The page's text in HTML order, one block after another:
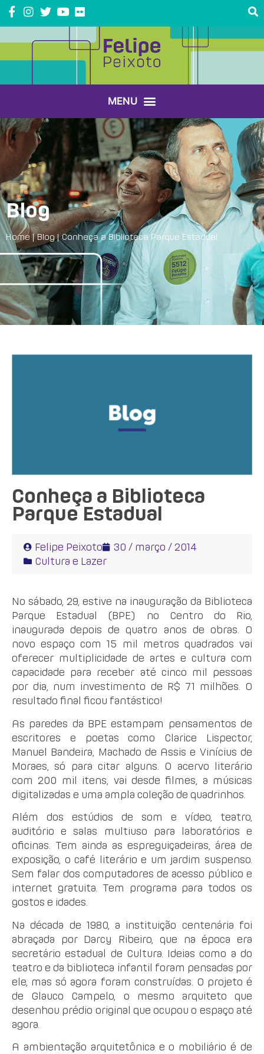
Blog
Home|Blog|Conheça a Biblioteca Parque Estadual
Conheça a Biblioteca
Parque Estadual
Felipe Peixoto
30 / março / 2014
Cultura e Lazer
No sábado, 29, estive na inauguração da Biblioteca
Parque Estadual (BPE) no Centro do Rio,
inaugurada depois de quatro anos de obras. O
novo espaço com 15 mil metros quadrados vai
oferecer multiplicidade de artes e cultura com
capacidade para receber até cinco mil pessoas
por dia, num investimento de R$ 71 milhões. O
resultado final ficou fantástico!
As paredes da BPE estampam pensamentos de
escritores e poetas como Clarice Lispector,
Manuel Bandeira, Machado de Assis e Vinícius de
Moraes, só para citar alguns. O acervo literário
com 200 mil itens, vai desde filmes, a músicas
digitalizadas e uma ampla coleção de quadrinhos.
Além dos estúdios de som e vídeo, teatro,
auditório e salas multiuso para laboratórios e
oficinas. Tem ainda as espreguiçadeiras, área de
exposição, o café literário e um jardim suspenso.
Sem falar dos computadores de acesso público e
internet gratuita. Tem programa para todos os
gostos e idades.
Na década de 1980, a instituição centenária foi
abraçada por Darcy Ribeiro, que na época era
secretário estadual de Cultura. Ideias como a do
teatro e da biblioteca infantil foram pensadas por
ele, mas só agora foram construídas. O projeto é
de Glauco Campelo, o mesmo arquiteto que
desenhou prédio original que ocupou o espaço até
agora.
A ambientação arquitetônica e o mobiliário é de